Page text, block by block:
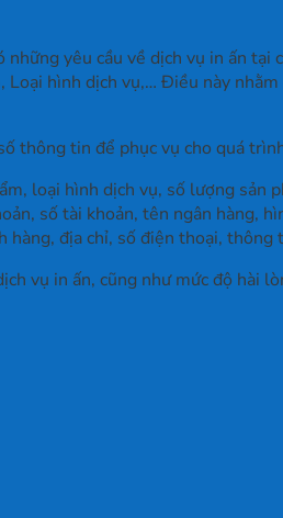
những yêu cầu về dịch vụ in ấn
Loại hình dịch vụ,… Điều này
thông tin để phục vụ cho quá
loại hình dịch vụ, số lượng sản
số tài khoản, tên ngân hàng,
hàng, địa chỉ, số điện thoại, thông
vụ in ấn, cũng như mức độ hài